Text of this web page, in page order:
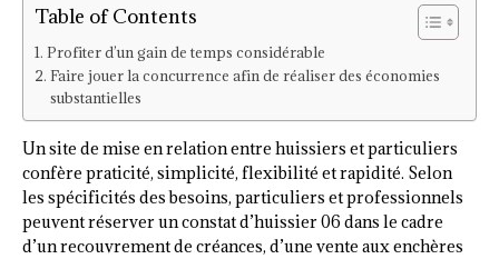
Table of Contents
Profiter d’un gain de temps considérable
Faire jouer la concurrence afin de réaliser des économies
substantielles
Un site de mise en relation entre huissiers et particuliers
confère praticité, simplicité, flexibilité et rapidité. Selon
les spécificités des besoins, particuliers et professionnels
peuvent réserver un constat d’huissier 06 dans le cadre
d’un recouvrement de créances, d’une vente aux enchères